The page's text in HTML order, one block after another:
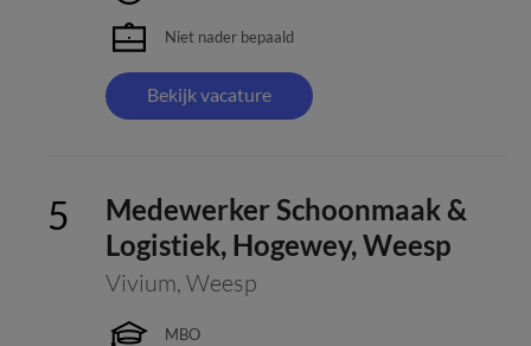
Niet nader bepaald
Bekijk vacature
Medewerker Schoonmaak &
Logistiek, Hogewey, Weesp
Vivium, Weesp
MBO